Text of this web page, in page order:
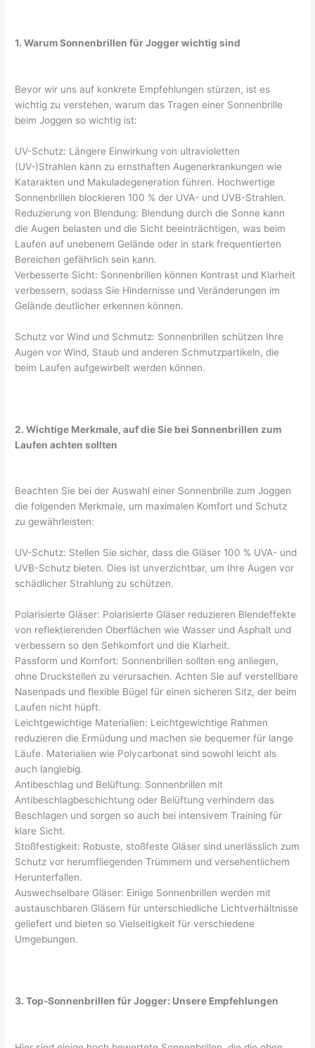
1. Warum Sonnenbrillen für Jogger wichtig sind
Bevor wir uns auf konkrete Empfehlungen stürzen, ist es
wichtig zu verstehen, warum das Tragen einer Sonnenbrille
beim Joggen so wichtig ist:
UV-Schutz: Längere Einwirkung von ultravioletten
(UV-)Strahlen kann zu ernsthaften Augenerkrankungen wie
Katarakten und Makuladegeneration führen. Hochwertige
Sonnenbrillen blockieren 100 % der UVA- und UVB-Strahlen.
Reduzierung von Blendung: Blendung durch die Sonne kann
die Augen belasten und die Sicht beeinträchtigen, was beim
Laufen auf unebenem Gelände oder in stark frequentierten
Bereichen gefährlich sein kann.
Verbesserte Sicht: Sonnenbrillen können Kontrast und Klarheit
verbessern, sodass Sie Hindernisse und Veränderungen im
Gelände deutlicher erkennen können.
Schutz vor Wind und Schmutz: Sonnenbrillen schützen Ihre
Augen vor Wind, Staub und anderen Schmutzpartikeln, die
beim Laufen aufgewirbelt werden können.
2. Wichtige Merkmale, auf die Sie bei Sonnenbrillen zum
Laufen achten sollten
Beachten Sie bei der Auswahl einer Sonnenbrille zum Joggen
die folgenden Merkmale, um maximalen Komfort und Schutz
zu gewährleisten:
UV-Schutz: Stellen Sie sicher, dass die Gläser 100 % UVA- und
UVB-Schutz bieten. Dies ist unverzichtbar, um Ihre Augen vor
schädlicher Strahlung zu schützen.
Polarisierte Gläser: Polarisierte Gläser reduzieren Blendeffekte
von reflektierenden Oberflächen wie Wasser und Asphalt und
verbessern so den Sehkomfort und die Klarheit.
Passform und Komfort: Sonnenbrillen sollten eng anliegen,
ohne Druckstellen zu verursachen. Achten Sie auf verstellbare
Nasenpads und flexible Bügel für einen sicheren Sitz, der beim
Laufen nicht hüpft.
Leichtgewichtige Materialien: Leichtgewichtige Rahmen
reduzieren die Ermüdung und machen sie bequemer für lange
Läufe. Materialien wie Polycarbonat sind sowohl leicht als
auch langlebig.
Antibeschlag und Belüftung: Sonnenbrillen mit
Antibeschlagbeschichtung oder Belüftung verhindern das
Beschlagen und sorgen so auch bei intensivem Training für
klare Sicht.
Stoßfestigkeit: Robuste, stoßfeste Gläser sind unerlässlich zum
Schutz vor herumfliegenden Trümmern und versehentlichem
Herunterfallen.
Auswechselbare Gläser: Einige Sonnenbrillen werden mit
austauschbaren Gläsern für unterschiedliche Lichtverhältnisse
geliefert und bieten so Vielseitigkeit für verschiedene
Umgebungen.
3. Top-Sonnenbrillen für Jogger: Unsere Empfehlungen